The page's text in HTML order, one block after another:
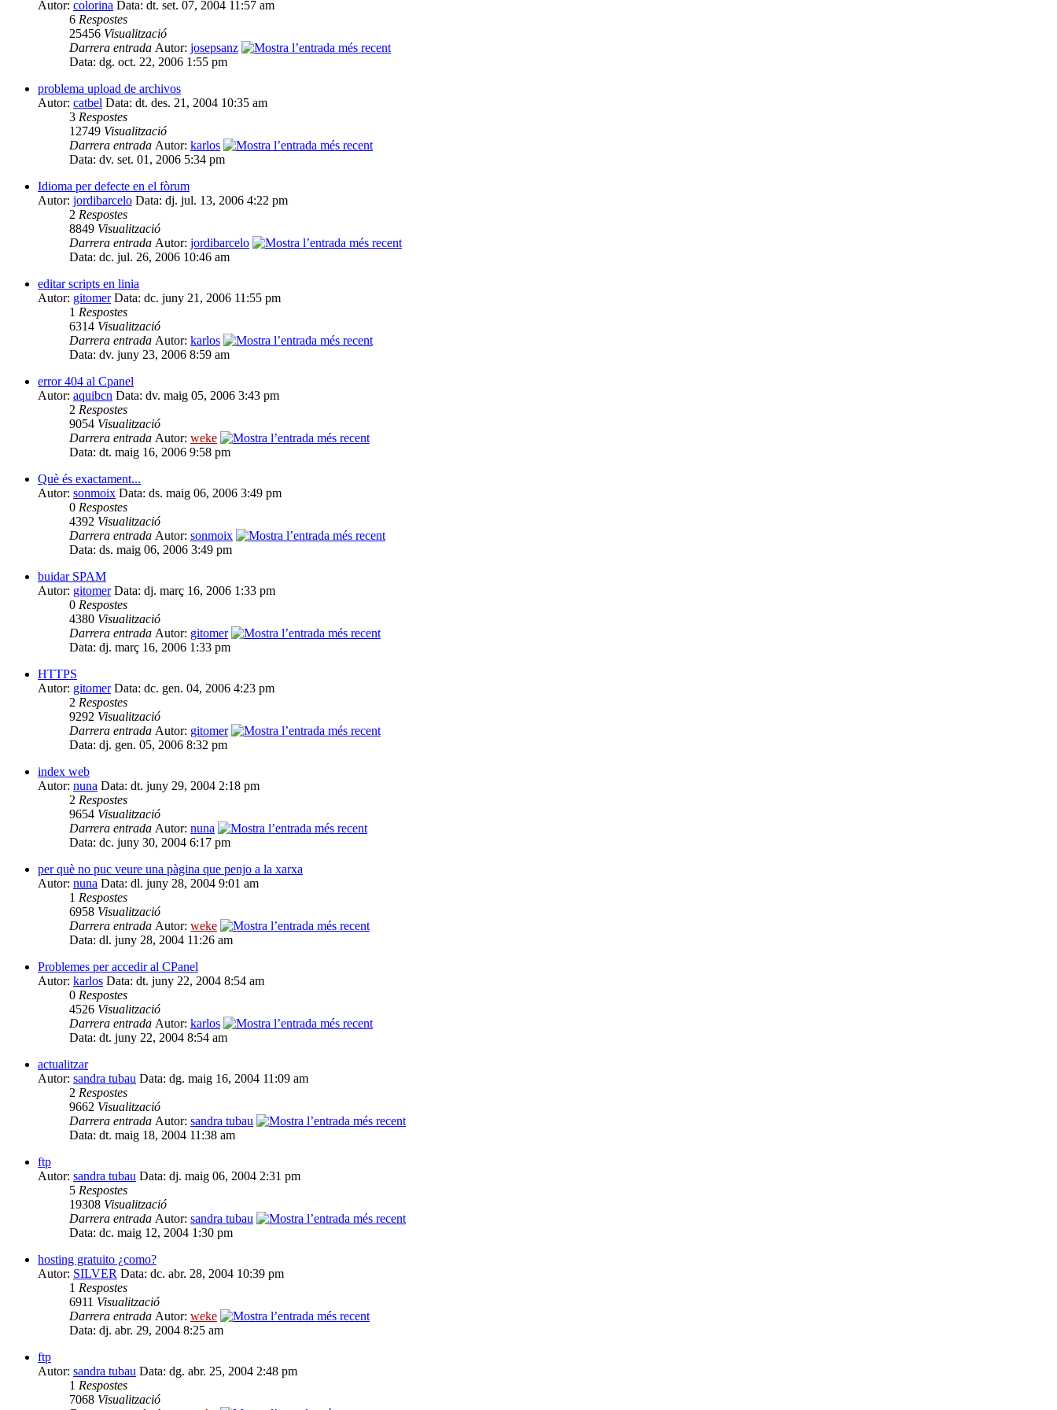
Autor: colorina Data: dt. set. 07, 2004 11:57 am
6 Respostes
25456 Visualització
Darrera entrada Autor: josepsanz
Data: dg. oct. 22, 2006 1:55 pm
problema upload de archivos
Autor: catbel Data: dt. des. 21, 2004 10:35 am
3 Respostes
12749 Visualització
Darrera entrada Autor: karlos
Data: dv. set. 01, 2006 5:34 pm
Idioma per defecte en el fòrum
Autor: jordibarcelo Data: dj. jul. 13, 2006 4:22 pm
2 Respostes
8849 Visualització
Darrera entrada Autor: jordibarcelo
Data: dc. jul. 26, 2006 10:46 am
editar scripts en linia
Autor: gitomerData: dc. juny 21, 2006 11:55 pm
1 Respostes
6314 Visualització
Darrera entrada Autor: karlos
Data: dv. juny 23, 2006 8:59 am
error 404 al Cpanel
Autor: aquibcn Data: dv. maig 05, 2006 3:43 pm
2 Respostes
9054 Visualització
Darrera entrada Autor: weke
Data: dt. maig 16, 2006 9:58 pm
Què és exactament...
Autor: sonmoix Data: ds. maig 06, 2006 3:49 pm
0 Respostes
4392 Visualització
Darrera entrada Autor: sonmoix
Data: ds. maig 06, 2006 3:49 pm
buidar SPAM
Autor: gitomerData: dj. març 16, 2006 1:33 pm
0 Respostes
4380 Visualització
Darrera entrada Autor: gitomer
Data: dj. març 16, 2006 1:33 pm
HTTPS
Autor: gitomerData: dc. gen. 04, 2006 4:23 pm
2 Respostes
9292 Visualització
Darrera entrada Autor: gitomer
Data: dj. gen. 05, 2006 8:32 pm
index web
Autor: nuna Data: dt. juny 29, 2004 2:18 pm
2 Respostes
9654 Visualització
Darrera entrada Autor: nuna
Data: dc. juny 30, 2004 6:17 pm
per què no puc veure una pàgina que penjo a la xarxa
Autor: nuna Data: dl. juny 28, 2004 9:01 am
1 Respostes
6958 Visualització
Darrera entrada Autor: weke
Data: dl. juny 28, 2004 11:26 am
Problemes per accedir al CPanel
Autor: karlos Data: dt. juny 22, 2004 8:54 am
0 Respostes
4526 Visualització
Darrera entrada Autor: karlos
Data: dt. juny 22, 2004 8:54 am
actualitzar
Autor: sandra tubau Data: dg. maig 16, 2004 11:09 am
2 Respostes
9662 Visualització
Darrera entrada Autor: sandra tubau
Data: dt. maig 18, 2004 11:38 am
ftp
Autor: sandra tubau Data: dj. maig 06, 2004 2:31 pm
5 Respostes
19308 Visualització
Darrera entrada Autor: sandra tubau
Data: dc. maig 12, 2004 1:30 pm
hosting gratuito ¿como?
Autor: SILVER Data: dc. abr. 28, 2004 10:39 pm
1 Respostes
6911 Visualització
Darrera entrada Autor: weke
Data: dj. abr. 29, 2004 8:25 am
ftp
Autor: sandra tubau Data: dg. abr. 25, 2004 2:48 pm
1 Respostes
7068 Visualització